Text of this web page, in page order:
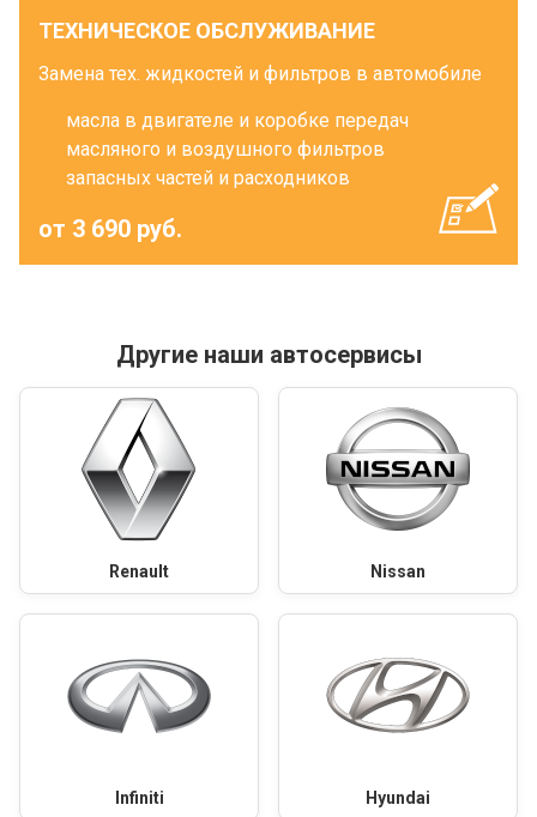
ТЕХНИЧЕСКОЕ ОБСЛУЖИВАНИЕ
Замена тех. жидкостей и фильтров в автомобиле
масла в двигателе и коробке передач
масляного и воздушного фильтров
запасных частей и расходников
от 3 690 руб.
Другие наши автосервисы
Renault Nissan
Infiniti Hyundai